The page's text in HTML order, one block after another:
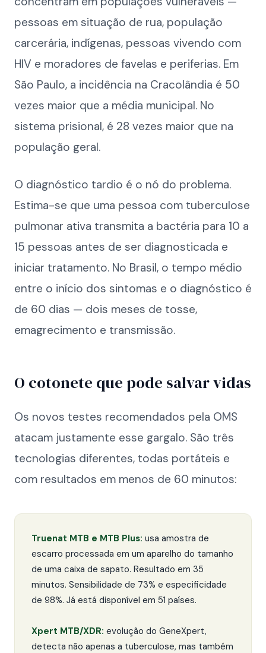
pessoas em situação de rua, população
carcerária, indígenas, pessoas vivendo com
HIV e moradores de favelas e periferias. Em
São Paulo, a incidência na Cracolândia é 50
vezes maior que a média municipal. No
sistema prisional, é 28 vezes maior que na
população geral.
O diagnóstico tardio é o nó do problema.
Estima-se que uma pessoa com tuberculose
pulmonar ativa transmita a bactéria para 10 a
15 pessoas antes de ser diagnosticada e
iniciar tratamento. No Brasil, o tempo médio
entre o início dos sintomas e o diagnóstico é
de 60 dias — dois meses de tosse,
emagrecimento e transmissão.
O cotonete que pode salvar vidas
Os novos testes recomendados pela OMS
atacam justamente esse gargalo. São três
tecnologias diferentes, todas portáteis e
com resultados em menos de 60 minutos:
Truenat MTB e MTB Plus: usa amostra de
escarro processada em um aparelho do tamanho
de uma caixa de sapato. Resultado em 35
minutos. Sensibilidade de 73% e especificidade
de 98%. Já está disponível em 51 países.
Xpert MTB/XDR: evolução do GeneXpert,
detecta não apenas a tuberculose, mas também